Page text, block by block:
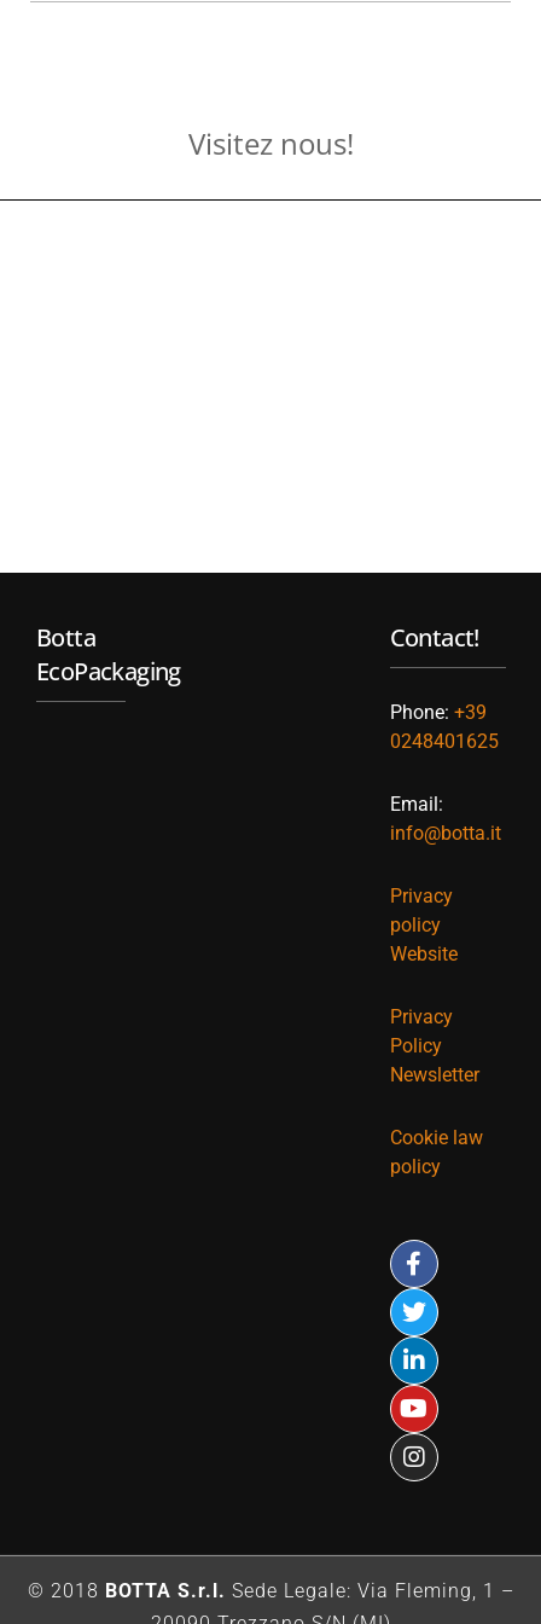
Visitez nous!
Botta
EcoPackaging
Contact!
Phone: +39
0248401625
Email:
info@botta.it
Privacy
policy
Website
Privacy
Policy
Newsletter
Cookie law
policy
© 2018 BOTTA S.r.l. Sede Legale: Via Fleming, 1 –